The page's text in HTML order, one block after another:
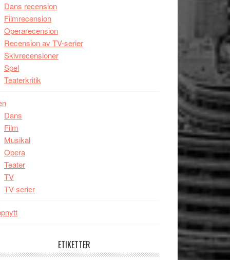
Dans recension
Filmrecension
Operarecension
Recension av TV-serier
Skivrecensioner
Spel
Teaterkritik
Dans
Film
Musikal
Opera
Teater
TV
TV-serier
ETIKETTER